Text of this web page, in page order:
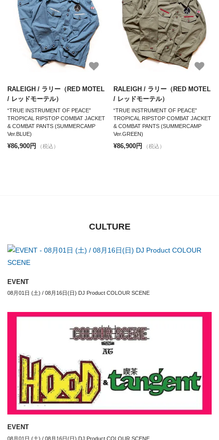
RALEIGH / ラリー（RED MOTEL
/ レッドモーテル）
“TRUE INSTRUMENT OF PEACE”
TROPICAL RIPSTOP COMBAT JACKET
& COMBAT PANTS (SUMMERCAMP
Ver.BLUE)
¥86,900円 （税込）
RALEIGH / ラリー（RED MOTEL
/ レッドモーテル）
“TRUE INSTRUMENT OF PEACE”
TROPICAL RIPSTOP COMBAT JACKET
& COMBAT PANTS (SUMMERCAMP
Ver.GREEN)
¥86,900円 （税込）
CULTURE
EVENT
08月01日 (土) / 08月16日(日) DJ Product COLOUR SCENE
EVENT
08月01日 (土) / 08月16日(日) DJ Product COLOUR SCENE